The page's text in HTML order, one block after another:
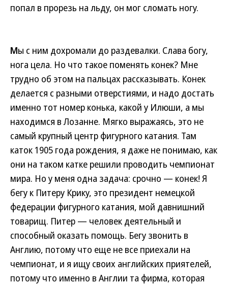
попал в прорезь на льду, он мог сломать ногу.
Мы с ним дохромали до раздевалки. Слава богу,
нога цела. Но что такое поменять конек? Мне
трудно об этом на пальцах рассказывать. Конек
делается с разными отверстиями, и надо достать
именно тот номер конька, какой у Илюши, а мы
находимся в Лозанне. Мягко выражаясь, это не
самый крупный центр фигурного катания. Там
каток 1905 года рождения, я даже не понимаю, как
они на таком катке решили проводить чемпионат
мира. Но у меня одна задача: срочно — конек! Я
бегу к Питеру Крику, это президент немецкой
федерации фигурного катания, мой давнишний
товарищ. Питер — человек деятельный и
способный оказать помощь. Бегу звонить в
Англию, потому что еще не все приехали на
чемпионат, и я ищу своих английских приятелей,
потому что именно в Англии та фирма, которая